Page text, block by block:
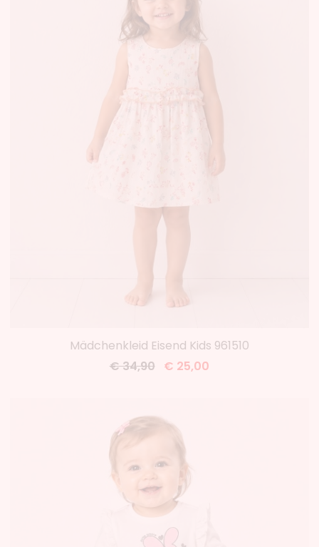
Mädchenkleid Eisend Kids 961510
€ 34,90
€ 25,00